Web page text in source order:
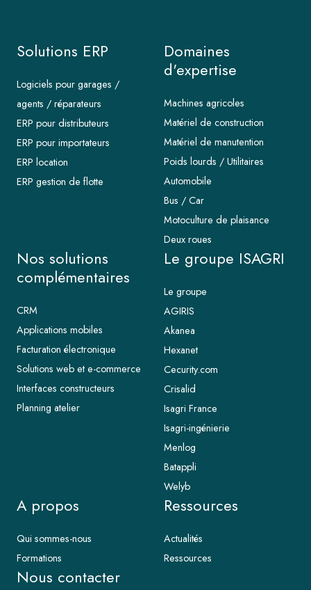
Solutions ERP
Logiciels pour garages /
agents / réparateurs
ERP pour distributeurs
ERP pour importateurs
ERP location
ERP gestion de flotte
Domaines
d'expertise
Machines agricoles
Matériel de construction
Matériel de manutention
Poids lourds / Utilitaires
Automobile
Bus / Car
Motoculture de plaisance
Deux roues
Nos solutions
complémentaires
CRM
Applications mobiles
Facturation électronique
Solutions web et e-commerce
Interfaces constructeurs
Planning atelier
Le groupe ISAGRI
Le groupe
AGIRIS
Akanea
Hexanet
Cecurity.com
Crisalid
Isagri France
Isagri-ingénierie
Menlog
Batappli
Welyb
A propos
Qui sommes-nous
Formations
Ressources
Actualités
Ressources
Nous contacter